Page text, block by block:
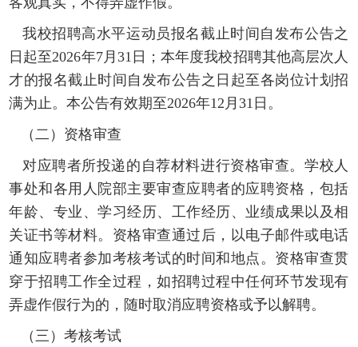
我校招聘高水平运动员报名 截止时间 自发布公告之
日起至2026年7月31日；本年度我校招聘其他高层次人
才的报名截止时间 自发布公告之日起至各岗位计划招
满为止。本公告有效期至2026年12月31日 。
（二）资格审查
对应聘者所投递的自荐材料进行资格审查。学校人
事处和各用人院部主要审查应聘者的应聘资格，包括
年龄、专业、学习经历、工作经历、 业绩成果 以及相
关证书等材料。资格审查通过后，以电子邮件或电话
通知应聘者参加考核考试的时间和地点。资格审查贯
穿于招聘工作全过程，如招聘过程中任何环节发现有
弄虚作假行为的，随时取消应聘资格或予以解聘。
（三）考核考试